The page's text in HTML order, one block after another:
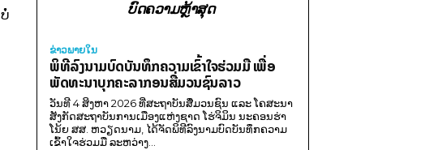
ບໍ່
ບົດຄວາມຫຼ້າສຸດ
ຂ່າວພາຍ​ໃນ
ພິທີລົງນາມບົດບັນທຶກຄວາມເຂົ້າໃຈຮ່ວມມື ເພື່ອ
ພັດທະນາບຸກຄະລາກອນສື່ມວນຊົນລາວ
ວັນທີ 4 ສິງຫາ 2026 ທີ່ສະຖາບັນສື່ມວນຊົນ ແລະ ໂຄສະນາ
ສັງກັດສະຖາບັນການເມືອງແຫ່ງຊາດ ໂຮ່ຈິມິນ ນະຄອນຮ່າ
ໂນ້ຍ ສສ. ຫວຽດນາມ, ໄດ້ຈັດພິທີລົງນາມບົດບັນທຶກຄວາມ
ເຂົ້າໃຈຮ່ວມມື ລະຫວ່າງ...